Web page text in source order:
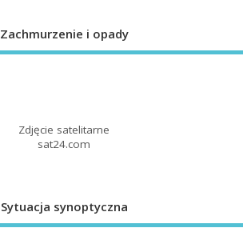
Zachmurzenie i opady
Zdjęcie satelitarne
sat24.com
Sytuacja synoptyczna